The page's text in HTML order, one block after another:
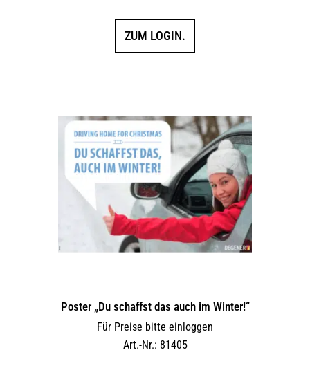
ZUM LOGIN.
Poster „Du schaffst das auch im Winter!“
Für Preise bitte einloggen
Art.-Nr.: 81405